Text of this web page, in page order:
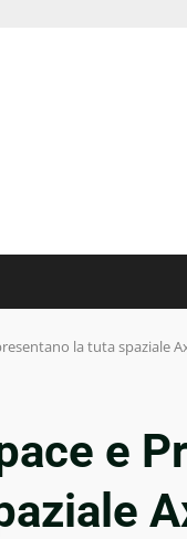
la tuta spaziale
e